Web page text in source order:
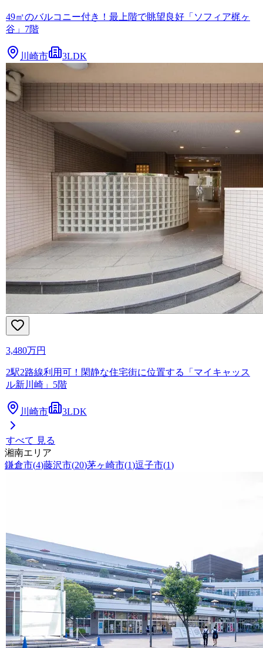
49㎡のバルコニー付き！最上階で眺望良好「ソフィア梶ヶ
谷」7階
川崎市 3LDK
3,480万円
2駅2路線利用可！閑静な住宅街に位置する「マイキャッス
ル新川崎」5階
川崎市 3LDK
すべて 見る
湘南エリア
鎌倉市(4)藤沢市(20)茅ヶ崎市(1)逗子市(1)